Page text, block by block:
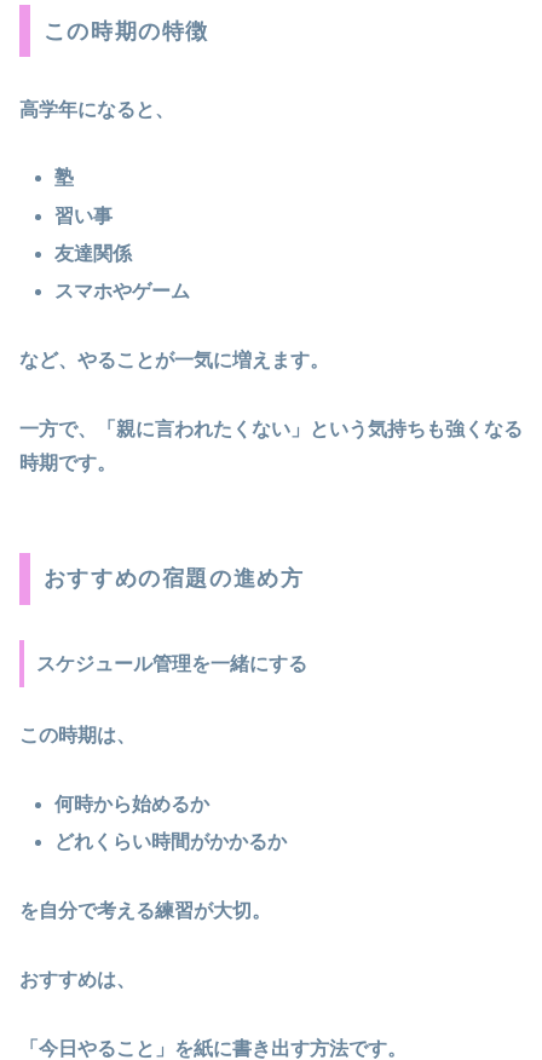
この時期の特徴
高学年になると、
塾
習い事
友達関係
スマホやゲーム
など、やることが一気に増えます。
一方で、「親に言われたくない」という気持ちも強くなる
時期です。
おすすめの宿題の進め方
スケジュール管理を一緒にする
この時期は、
何時から始めるか
どれくらい時間がかかるか
を自分で考える練習が大切。
おすすめは、
「今日やること」を紙に書き出す方法です。